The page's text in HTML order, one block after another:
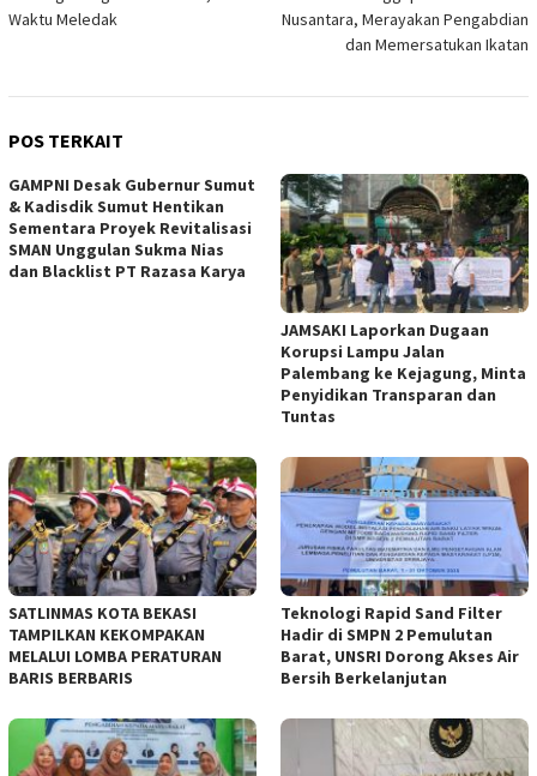
Waktu Meledak
Nusantara, Merayakan Pengabdian
dan Memersatukan Ikatan
POS TERKAIT
GAMPNI Desak Gubernur Sumut
& Kadisdik Sumut Hentikan
Sementara Proyek Revitalisasi
SMAN Unggulan Sukma Nias
dan Blacklist PT Razasa Karya
JAMSAKI Laporkan Dugaan
Korupsi Lampu Jalan
Palembang ke Kejagung, Minta
Penyidikan Transparan dan
Tuntas
SATLINMAS KOTA BEKASI
TAMPILKAN KEKOMPAKAN
MELALUI LOMBA PERATURAN
BARIS BERBARIS
Teknologi Rapid Sand Filter
Hadir di SMPN 2 Pemulutan
Barat, UNSRI Dorong Akses Air
Bersih Berkelanjutan